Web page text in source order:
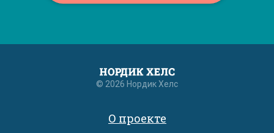
© 2026 Нордик Хелс
О проекте